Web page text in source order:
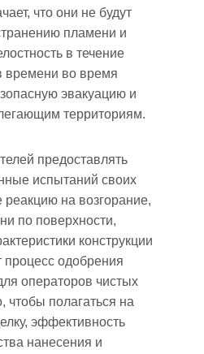
что они не будут
пламени и
в течение
времени во время
эвакуацию и
территориям.
предоставлять
испытаний своих
на возгорание,
по поверхности,
конструкции
процесс одобрения
операторов чистых
чтобы полагаться на
эффективность
нанесения и